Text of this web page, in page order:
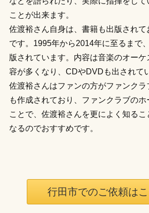
ことが出来ます。
佐渡裕さん自身は、書籍も出版されて
です。1995年から2014年に至るまで
版されています。内容は音楽のオー
容が多くなり、CDやDVDも出されて
佐渡裕さんはファンの方がファンクラ
も作成されており、ファンクラブの
ことで、佐渡裕さんを更によく知るこ
なるのでおすすめです。
行田市でのご依頼は